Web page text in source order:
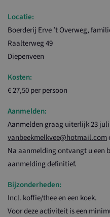
Locatie:
Boerderij Erve ’t Overweg,
Raalterweg 49
Diepenveen
Kosten:
€ 27,50 per persoon
Aanmelden:
Aanmelden graag uiterlijk 23
vanbeekmelkvee@hotmail.com
Na aanmelding ontvangt u een
aanmelding definitief.
Bijzonderheden:
Incl. koffie/thee en een koek.
Voor deze activiteit is een